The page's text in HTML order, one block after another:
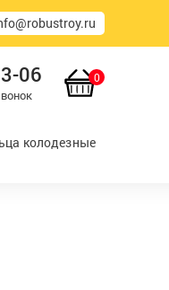
06 0
колодезные